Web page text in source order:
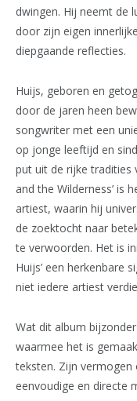
dwingen. Hij neemt de
door zijn eigen
diepgaande reflecties.
Huijs, geboren en
door de jaren heen
songwriter met een
op jonge leeftijd en
put uit de rijke tradities
and the Wilderness’ is
artiest, waarin hij
de zoektocht naar
te verwoorden. Het is
Huijs’ een herkenbare
niet iedere artiest
Wat dit album
waarmee het is
teksten. Zijn
eenvoudige en directe